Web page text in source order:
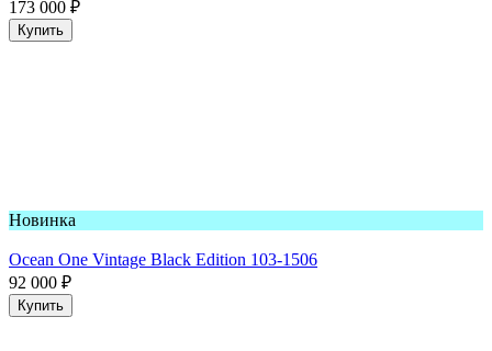
173 000 ₽
Купить
Новинка
Ocean One Vintage Black Edition 103-1506
92 000 ₽
Купить